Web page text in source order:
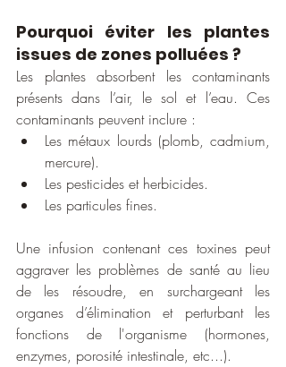
Pourquoi éviter les plantes
issues de zones polluées ?
Les plantes absorbent les contaminants
présents dans l’air, le sol et l’eau. Ces
contaminants peuvent inclure :
Les métaux lourds (plomb, cadmium,
mercure).
Les pesticides et herbicides.
Les particules fines.
Une infusion contenant ces toxines peut
aggraver les problèmes de santé au lieu
de les résoudre, en surchargeant les
organes d’élimination et perturbant les
fonctions de l'organisme (hormones,
enzymes, porosité intestinale, etc...).